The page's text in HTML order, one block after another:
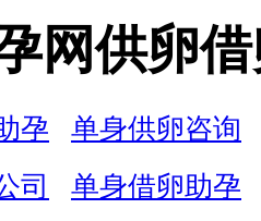
网供卵
孕 单身供卵咨询
司
单身借卵助孕